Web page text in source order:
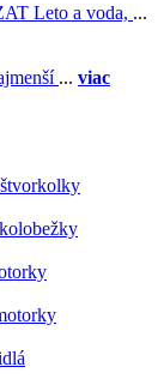
Leto a voda, ...
... viac